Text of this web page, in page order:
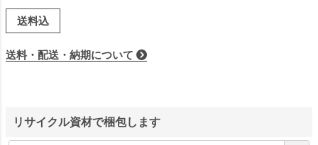
送料込
送料・配送・納期について
リサイクル資材で梱包します